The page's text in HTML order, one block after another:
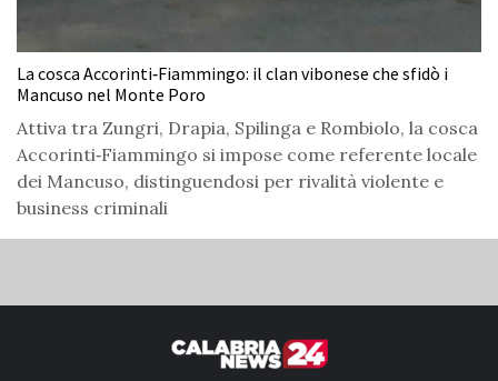
La cosca Accorinti‑Fiammingo: il clan vibonese che sfidò i
Mancuso nel Monte Poro
Attiva tra Zungri, Drapia, Spilinga e Rombiolo, la cosca
Accorinti‑Fiammingo si impose come referente locale
dei Mancuso, distinguendosi per rivalità violente e
business criminali